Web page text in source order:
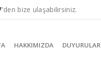
'den bize ulaşabilirsiniz.
HAKKIMIZDA DUYURULAR